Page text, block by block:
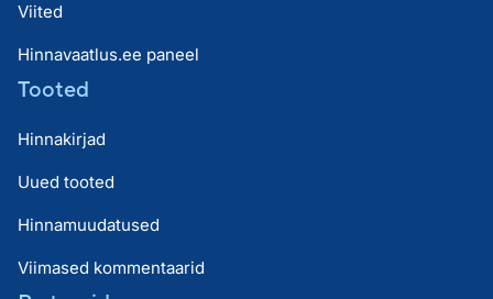
Viited
Hinnavaatlus.ee paneel
Tooted
Hinnakirjad
Uued tooted
Hinnamuudatused
Viimased kommentaarid